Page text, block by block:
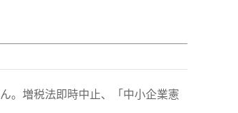
。増税法即時中止、「中小企業憲